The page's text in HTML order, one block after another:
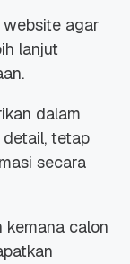
agar
lanjut
dalam
tetap
secara
kemana calon